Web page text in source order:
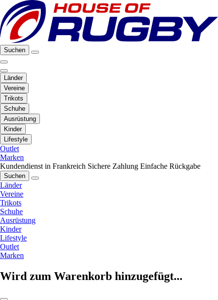
Suchen
Länder
Vereine
Trikots
Schuhe
Ausrüstung
Kinder
Lifestyle
Outlet
Marken
Kundendienst in Frankreich Sichere Zahlung Einfache Rückgabe
Suchen
Länder
Vereine
Trikots
Schuhe
Ausrüstung
Kinder
Lifestyle
Outlet
Marken
Wird zum Warenkorb hinzugefügt...